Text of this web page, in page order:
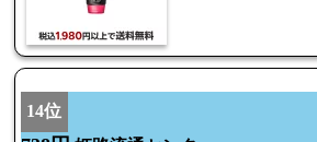
14位